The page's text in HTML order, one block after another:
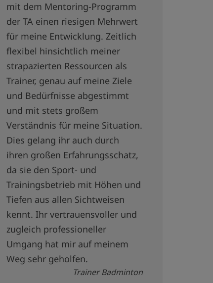
mit dem Mentoring-Programm
der TA einen riesigen Mehrwert
für meine Entwicklung. Zeitlich
flexibel hinsichtlich meiner
strapazierten Ressourcen als
Trainer, genau auf meine Ziele
und Bedürfnisse abgestimmt
und mit stets großem
Verständnis für meine Situation.
Dies gelang ihr auch durch
ihren großen Erfahrungsschatz,
da sie den Sport- und
Trainingsbetrieb mit Höhen und
Tiefen aus allen Sichtweisen
kennt. Ihr vertrauensvoller und
zugleich professioneller
Umgang hat mir auf meinem
Weg sehr geholfen.
Trainer Badminton